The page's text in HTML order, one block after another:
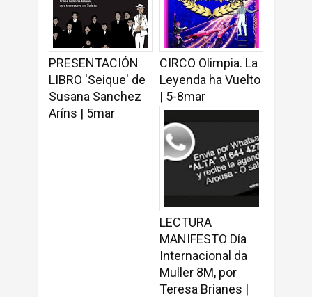
PRESENTACIÓN
LIBRO 'Seique' de
Susana Sanchez
Aríns | 5mar
CIRCO Olimpia. La
Leyenda ha Vuelto
| 5-8mar
LECTURA
MANIFESTO Día
Internacional da
Muller 8M, por
Teresa Brianes |